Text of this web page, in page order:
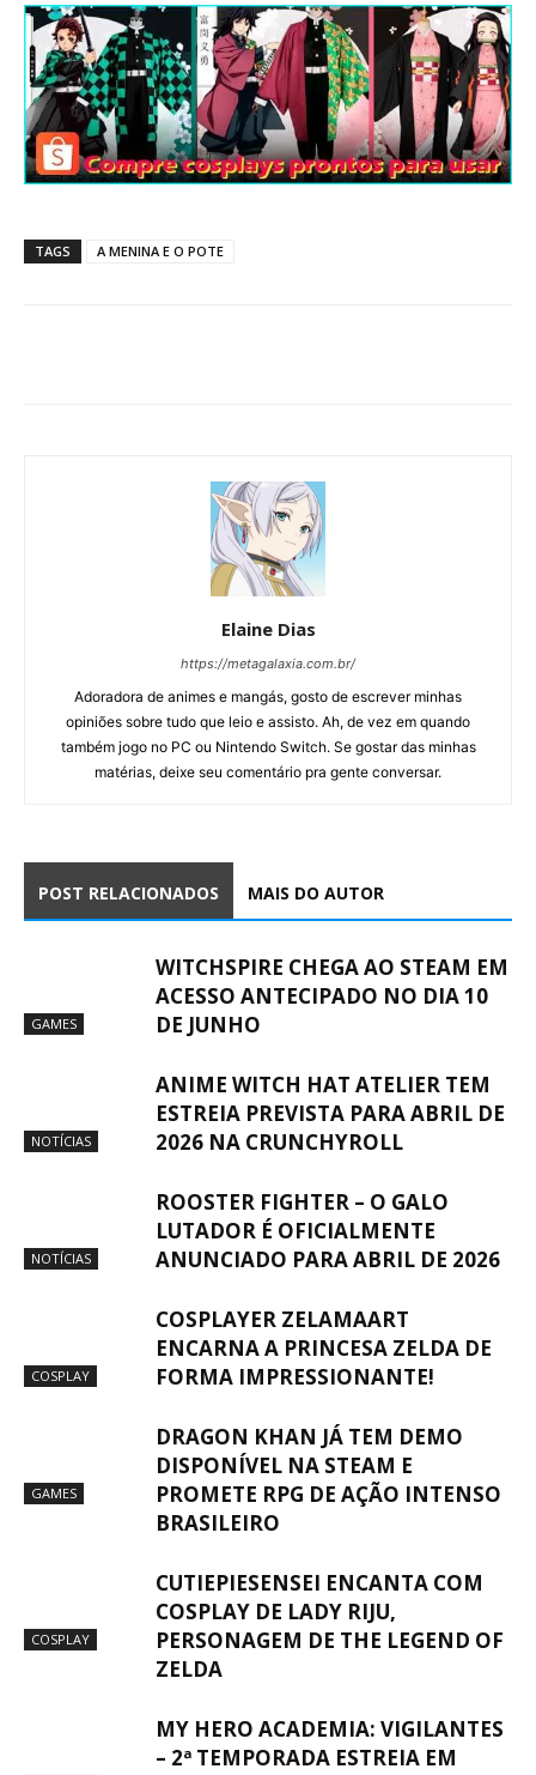
TAGS A MENINA E O POTE
Elaine Dias
https://metagalaxia.com.br/
Adoradora de animes e mangás, gosto de escrever minhas
opiniões sobre tudo que leio e assisto. Ah, de vez em quando
também jogo no PC ou Nintendo Switch. Se gostar das minhas
matérias, deixe seu comentário pra gente conversar.
POST RELACIONADOS MAIS DO AUTOR
GAMES
WITCHSPIRE CHEGA AO STEAM EM
ACESSO ANTECIPADO NO DIA 10
DE JUNHO
NOTÍCIAS
ANIME WITCH HAT ATELIER TEM
ESTREIA PREVISTA PARA ABRIL DE
2026 NA CRUNCHYROLL
NOTÍCIAS
ROOSTER FIGHTER – O GALO
LUTADOR É OFICIALMENTE
ANUNCIADO PARA ABRIL DE 2026
COSPLAY
COSPLAYER ZELAMAART
ENCARNA A PRINCESA ZELDA DE
FORMA IMPRESSIONANTE!
GAMES
DRAGON KHAN JÁ TEM DEMO
DISPONÍVEL NA STEAM E
PROMETE RPG DE AÇÃO INTENSO
BRASILEIRO
COSPLAY
CUTIEPIESENSEI ENCANTA COM
COSPLAY DE LADY RIJU,
PERSONAGEM DE THE LEGEND OF
ZELDA
MY HERO ACADEMIA: VIGILANTES
– 2ª TEMPORADA ESTREIA EM